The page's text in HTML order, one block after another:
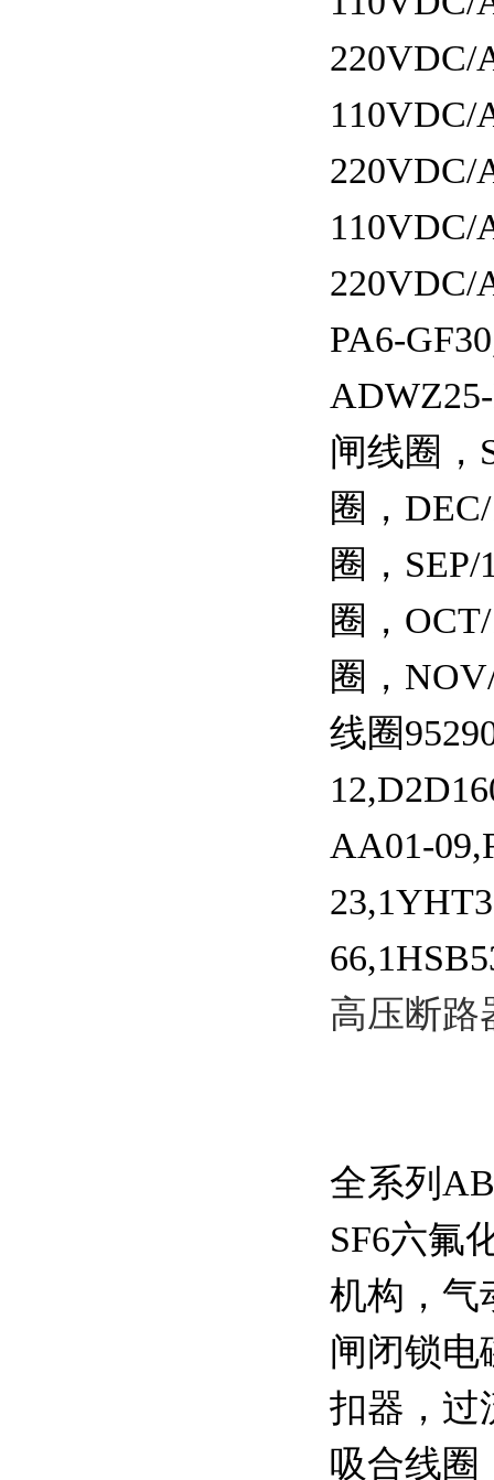
220VDC/
110VDC/
220VDC/
110VDC/
220VDC/
PA6-
闸线圈，
圈，
圈，
圈，
圈，
线圈
AA01-
高压断路
全系列
SF6六氟
机构，气
闸闭锁电
扣器，过
吸合线圈